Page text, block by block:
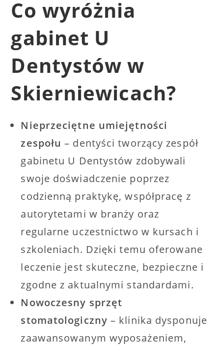
Co wyróżnia
gabinet U
Dentystów w
Skierniewicach?
Nieprzeciętne umiejętności
zespołu – dentyści tworzący zespół
gabinetu U Dentystów zdobywali
swoje doświadczenie poprzez
codzienną praktykę, współpracę z
autorytetami w branży oraz
regularne uczestnictwo w kursach i
szkoleniach. Dzięki temu oferowane
leczenie jest skuteczne, bezpieczne i
zgodne z aktualnymi standardami.
Nowoczesny sprzęt
stomatologiczny – klinika dysponuje
zaawansowanym wyposażeniem,